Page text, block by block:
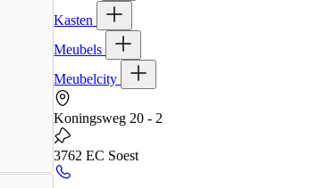
Kasten
Meubels
Meubelcity
Koningsweg 20 - 2
3762 EC Soest